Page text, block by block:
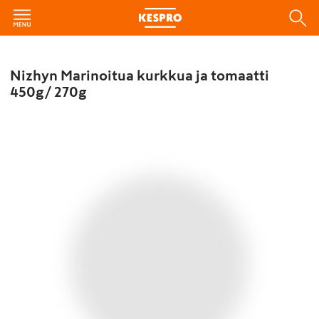
Nizhyn Marinoitua kurkkua ja tomaatti
450g/ 270g